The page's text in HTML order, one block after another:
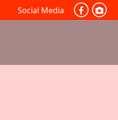
Social Media